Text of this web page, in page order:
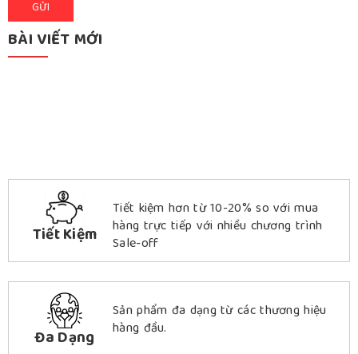
BÀI VIẾT MỚI
Tiết Kiệm
Tiết kiệm hơn từ 10-20% so với mua
hàng trực tiếp với nhiều chương trình
Sale-off
Đa Dạng
Sản phẩm đa dạng từ các thương hiệu
hàng đầu.